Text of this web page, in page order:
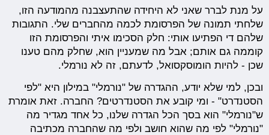
על מנת לברר שאני לא היחידה שהתעצבנה מהמודעה הזו,
שלחתי תמונה של הפרסומת לכמה מהחברים שלי. התגובות
שלהם די הפתיעו אותי: חלק הסכימו איתי והפרסומת הזו
קוממה גם אותם; אבל מה שמעניין הוא, שחלק מהם טענו
שכן - להיות הומוסקסואל, לדעתם, זה לא נורמלי.
ובכן, למי שלא יודע, ההגדרה של "נורמלי" במילון היא "לפי
הסטנדרט" - ומי קובע את הסטנדרטים? החברה. זאת אומרת
ש"נורמלי" הוא בסך הכל הגדרה שלנו, כל אחד מגדיר מה
"נורמלי" לפי מה שהוא חושב ולפי מה שהחברה מכתיבה